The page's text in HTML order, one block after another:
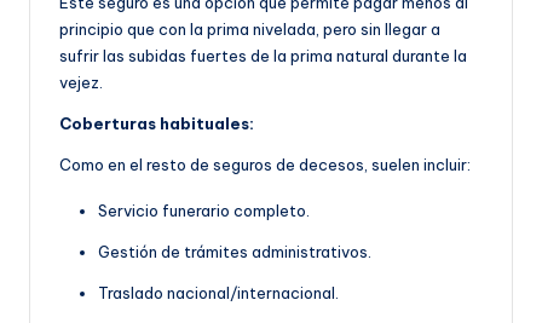
principio que con la prima nivelada, pero sin llegar a
sufrir las subidas fuertes de la prima natural durante la
vejez.
Coberturas habituales:
Como en el resto de seguros de decesos, suelen incluir:
Servicio funerario completo.
Gestión de trámites administrativos.
Traslado nacional/internacional.